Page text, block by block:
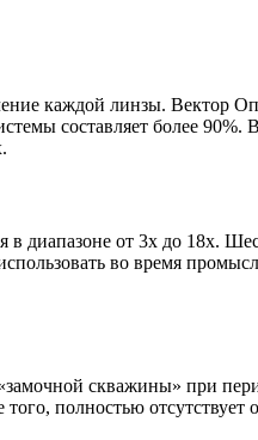
каждой линзы.
составляет более
от 3x до 18x.
во время
скважины» при
полностью отсутствует